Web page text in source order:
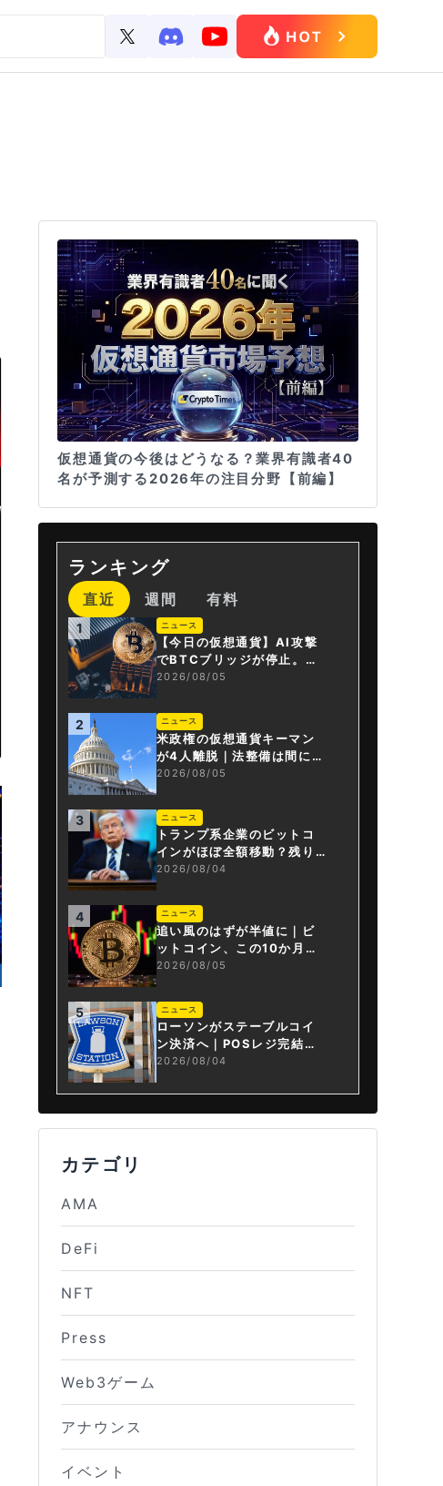
仮想通貨の今後はどうなる？業界有識者40
名が予測する2026年の注目分野【前編】
ランキング
直近 週間 有料
1 ニュース
【今日の仮想通貨】AI攻撃
でBTCブリッジが停止。金
融庁が「暗号資産・ステー
2026/08/05
2 ニュース
米政権の仮想通貨キーマン
が4人離脱｜法整備は間に合
うか
2026/08/05
3 ニュース
トランプ系企業のビットコ
インがほぼ全額移動？残り
は3.43BTCか
2026/08/04
4 ニュース
追い風のはずが半値に｜ビ
ットコイン、この10か月で
何が起きたか
2026/08/05
5 ニュース
ローソンがステーブルコイ
ン決済へ｜POSレジ完結は
国内初
2026/08/04
カテゴリ
AMA
DeFi
NFT
Press
Web3ゲーム
アナウンス
イベント